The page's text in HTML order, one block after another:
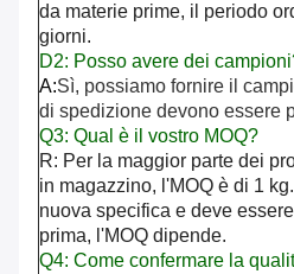
da materie prime, il periodo
giorni.
D2: Posso avere dei
A:Sì, possiamo fornire il
di spedizione devono essere
Q3: Qual è il vostro MOQ?
R: Per la maggior parte dei
in magazzino, l'MOQ è di 1
nuova specifica e deve
prima, l'MOQ dipende.
Q4: Come confermare la